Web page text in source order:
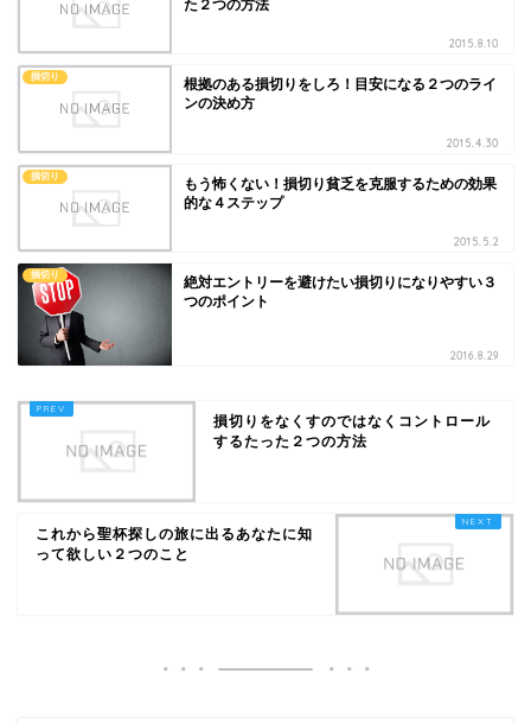
た２つの方法
2015.8.10
損切り
根拠のある損切りをしろ！目安になる２つのライ
ンの決め方
2015.4.30
損切り
もう怖くない！損切り貧乏を克服するための効果
的な４ステップ
2015.5.2
損切り
絶対エントリーを避けたい損切りになりやすい３
つのポイント
2016.8.29
損切りをなくすのではなくコントロール
するたった２つの方法
これから聖杯探しの旅に出るあなたに知
って欲しい２つのこと